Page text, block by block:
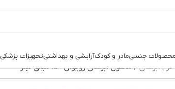
محصولات جنسیمادر و کودکآرایشی و بهداشتیتجهیزات پزشکی
کرم آبرسان محلول آبرسان رویوال 150 میلی لیتر